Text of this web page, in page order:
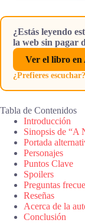
¿Estás leyendo
la web sin pagar
Ver el libro
¿Prefieres
Tabla de Contenidos
Introducción
Sinopsis de “A
Portada
Personajes
Puntos Clave
Spoilers
Preguntas
Reseñas
Acerca de la
Conclusión